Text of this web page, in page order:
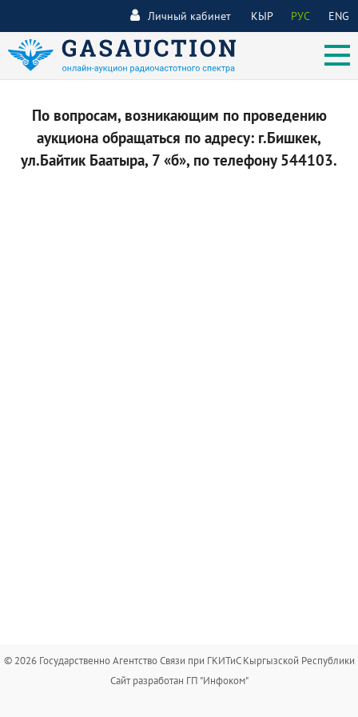
КЫР РУС ENG
Личный кабинет
По вопросам, возникающим по проведению
аукциона обращаться по адресу: г.Бишкек,
ул.Байтик Баатыра, 7 «б», по телефону 544103.
© 2026 Государственно Агентство Связи при ГКИТиС Кыргызской Республики
Сайт разработан ГП "Инфоком"